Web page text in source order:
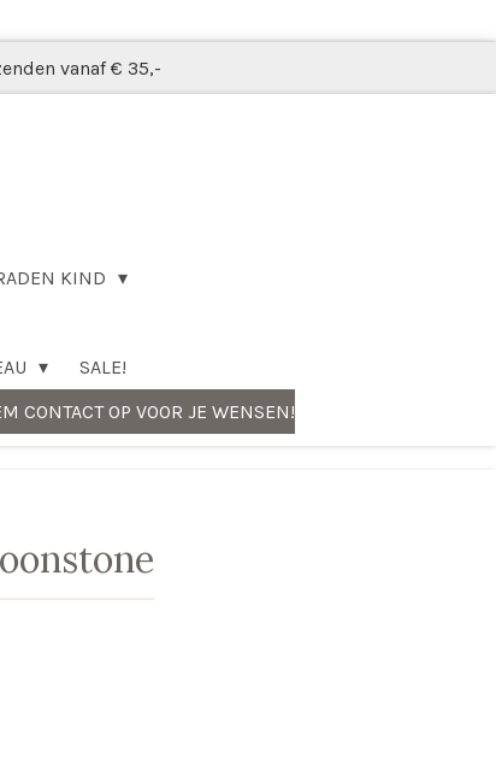
vanaf € 35,-
KIND
SALE!
CONTACT OP VOOR JE WENSEN!